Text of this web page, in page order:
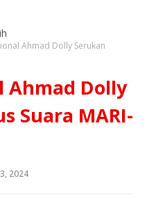
Ahmad Dolly Serukan
Ahmad Dolly
Suara MARI-
2024